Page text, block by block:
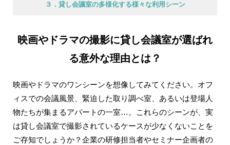
３．貸し会議室の多様化する様々な利用シーン
映画やドラマの撮影に貸し会議室が選ばれ
る意外な理由とは？
映画やドラマのワンシーンを想像してみてください。オフ
ィスでの会議風景、緊迫した取り調べ室、あるいは登場人
物たちが集まるアパートの一室…。これらのシーンが、実
は貸し会議室で撮影されているケースが少なくないことを
ご存知でしょうか？企業の研修担当者やセミナー企画者の